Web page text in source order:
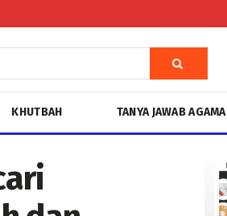
KHUTBAH TANYA JAWAB AGAMA